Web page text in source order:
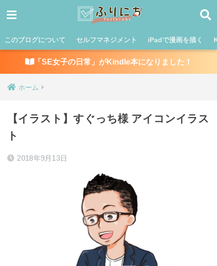
このブログについて セルフマネジメント iPadで漫画を描く
「SE女子の日常」がKindle本になりました！
ホーム
【イラスト】すぐっち様 アイコンイラス
ト
2018年9月13日